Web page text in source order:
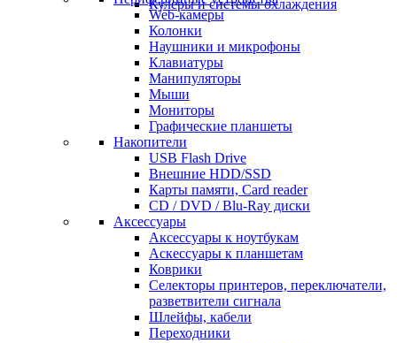
Кулеры и системы охлаждения
Web-камеры
Колонки
Наушники и микрофоны
Клавиатуры
Манипуляторы
Мыши
Мониторы
Графические планшеты
Накопители
USB Flash Drive
Внешние HDD/SSD
Карты памяти, Card reader
CD / DVD / Blu-Ray диски
Аксессуары
Аксессуары к ноутбукам
Аскессуары к планшетам
Коврики
Селекторы принтеров, переключатели,
разветвители сигнала
Шлейфы, кабели
Переходники